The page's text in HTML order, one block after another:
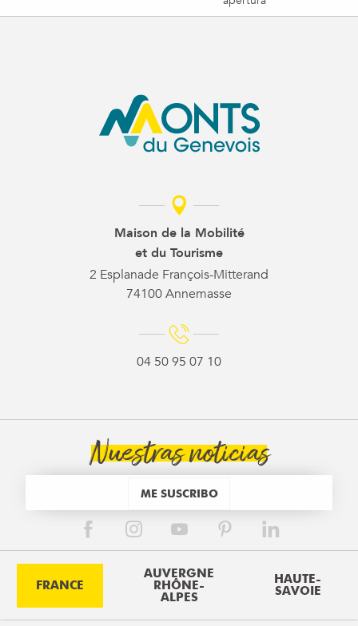
Maison de la Mobilité
et du Tourisme
2 Esplanade François-Mitterand
74100 Annemasse
04 50 95 07 10
Nuestras noticias
ME SUSCRIBO
FRANCE
AUVERGNE
RHÔNE-
ALPES
HAUTE-
SAVOIE